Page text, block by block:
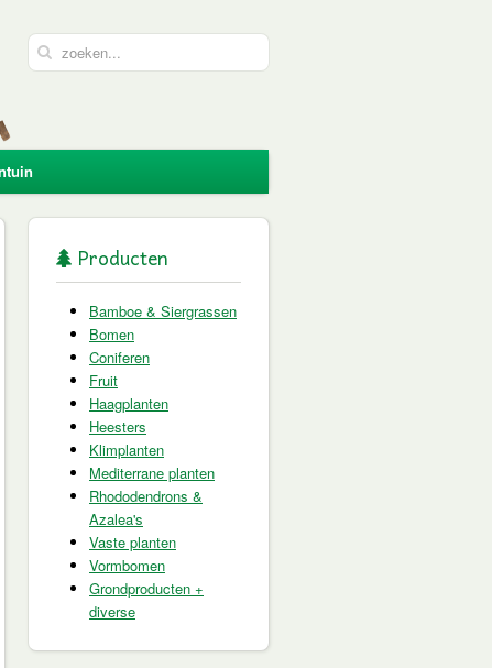
Producten
Bamboe & Siergrassen
Bomen
Coniferen
Fruit
Haagplanten
Heesters
Klimplanten
Mediterrane planten
Rhododendrons &
Azalea's
Vaste planten
Vormbomen
Grondproducten +
diverse